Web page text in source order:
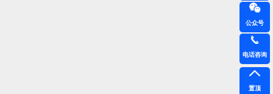
公众号
电话咨询
置顶